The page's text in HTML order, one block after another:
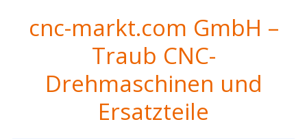
cnc-markt.com GmbH –
Traub CNC-
Drehmaschinen und
Ersatzteile